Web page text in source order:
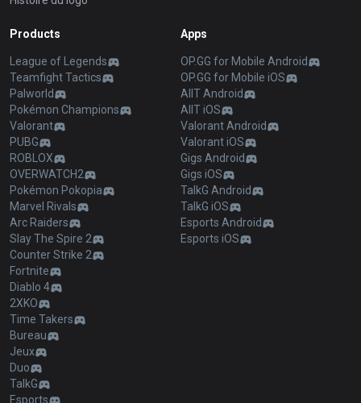
Products
League of Legends
Teamfight Tactics
Palworld
Pokémon Champions
Valorant
PUBG
ROBLOX
OVERWATCH2
Pokémon Pokopia
Marvel Rivals
Arc Raiders
Slay The Spire 2
Counter Strike 2
Fortnite
Diablo 4
2XKO
Time Takers
Bureau
Jeux
Duo
TalkG
Esports
Apps
OP.GG for Mobile Android
OP.GG for Mobile iOS
AllT Android
AllT iOS
Valorant Android
Valorant iOS
Gigs Android
Gigs iOS
TalkG Android
TalkG iOS
Esports Android
Esports iOS